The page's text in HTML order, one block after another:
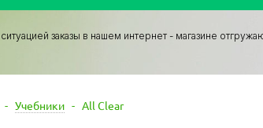
заказы в нашем интернет - магазине
- Учебники - All Clear